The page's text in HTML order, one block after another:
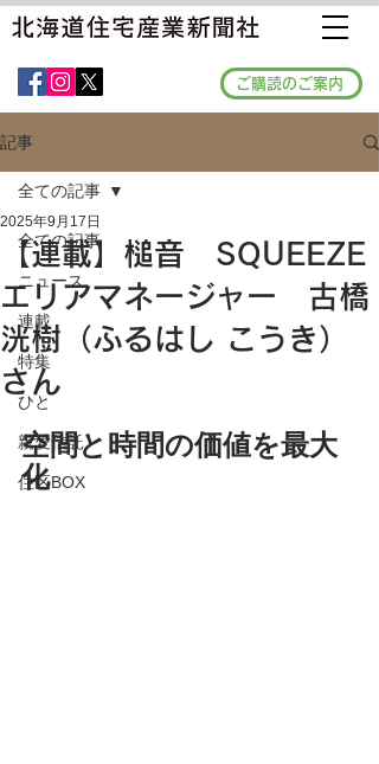
ご購読のご案内
記事
全ての記事
ニュース
連載
特集
ひと
親愛信託
住区BOX
全ての記事
【連載】槌音 SQUEEZE
エリアマネージャー 古橋
洸樹（ふるはし こうき）
さん
2025年9月17日
空間と時間の価値を最大
化